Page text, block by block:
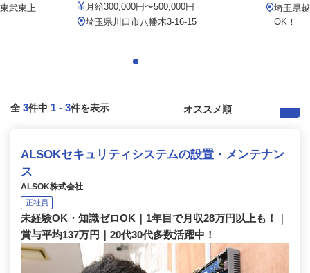
武東上
月給300,000円〜500,000円
埼玉県川口市八幡木3-16-15
埼玉県
OK！
全 3件中 1 - 3件を表示
ALSOKセキュリティシステムの設置・メンテナン
ス
ALSOK株式会社
正社員
未経験OK・知識ゼロOK｜1年目で月収28万円以上も！｜
賞与平均137万円｜20代30代多数活躍中！